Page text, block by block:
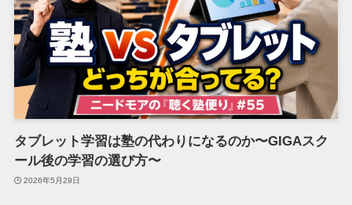
タブレット学習は塾の代わりになるのか〜GIGAスク
ール後の学習の選び方〜
2026年5月29日